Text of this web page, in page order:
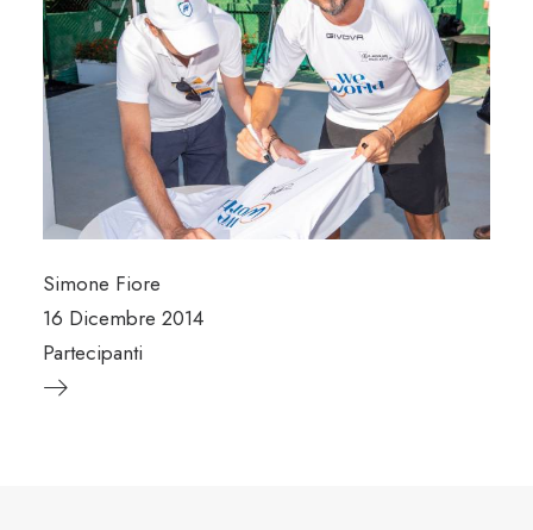
Simone Fiore
16 Dicembre 2014
Partecipanti